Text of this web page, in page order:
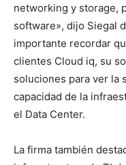
networking y storage,
software», dijo Siegal
importante recordar
clientes Cloud iq, su
soluciones para ver la
capacidad de la
el Data Center.
La firma también